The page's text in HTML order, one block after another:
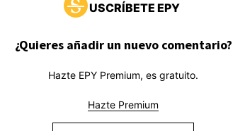
USCRÍBETE EPY
¿Quieres añadir un nuevo comentario?
Hazte EPY Premium, es gratuito.
Hazte Premium